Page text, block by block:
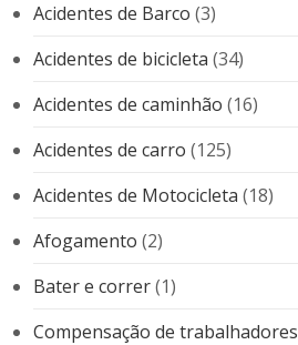
Acidentes de Barco (3)
Acidentes de bicicleta (34)
Acidentes de caminhão (16)
Acidentes de carro (125)
Acidentes de Motocicleta (18)
Afogamento (2)
Bater e correr(1)
Compensação de trabalhadores